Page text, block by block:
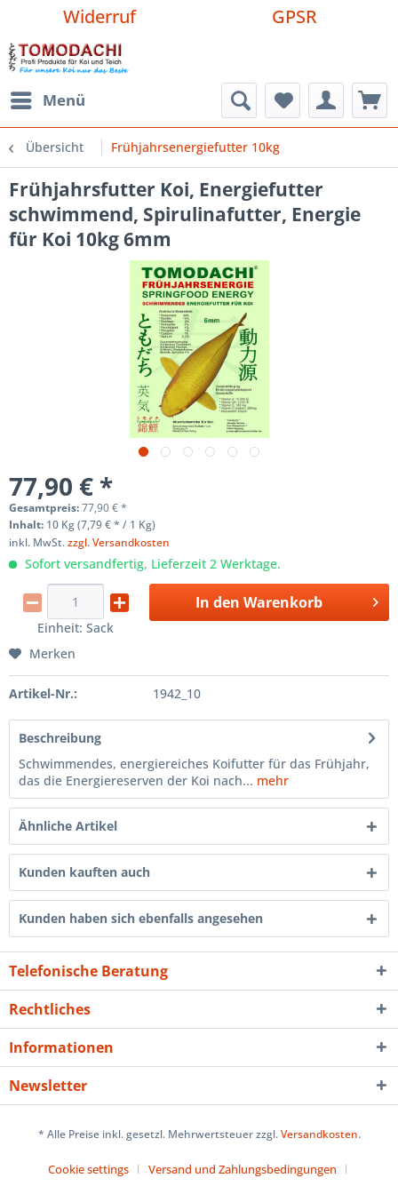
Widerruf GPSR
Menü
Übersicht Frühjahrsenergiefutter 10kg
Frühjahrsfutter Koi, Energiefutter
schwimmend, Spirulinafutter, Energie
für Koi 10kg 6mm
77,90 € *
Gesamtpreis:77,90€*
Inhalt: 10 Kg (7,79 € * / 1 Kg)
inkl. MwSt.zzgl. Versandkosten
Sofort versandfertig, Lieferzeit 2 Werktage.
Einheit: Sack
In den Warenkorb
Merken
Artikel-Nr.: 1942_10
Beschreibung
Schwimmendes, energiereiches Koifutter für das Frühjahr,
das die Energiereserven der Koi nach... mehr
Ähnliche Artikel
Kunden kauften auch
Kunden haben sich ebenfalls angesehen
Telefonische Beratung
Rechtliches
Informationen
Newsletter
* Alle Preise inkl. gesetzl. Mehrwertsteuer zzgl.Versandkosten.
Cookie settings
Versand und Zahlungsbedingungen